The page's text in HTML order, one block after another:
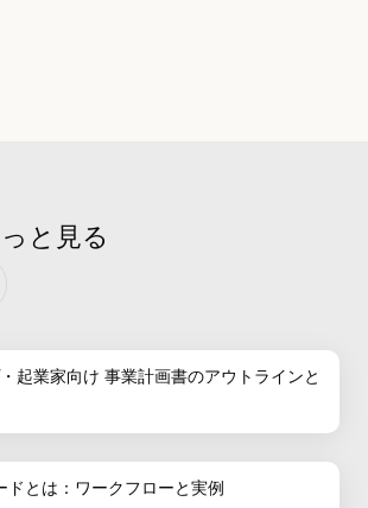
と見る
起業家向け 事業計画書のアウトラインと
ドとは：ワークフローと実例